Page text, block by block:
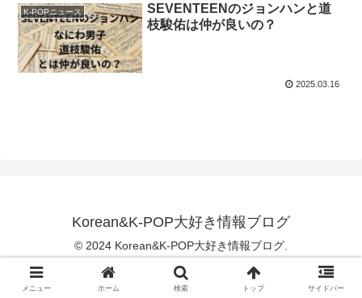
K-POPニュース
SEVENTEENのジョンハンと道
枝駿佑は仲が良いの？
2025.03.16
Korean&K-POP大好き情報ブログ
© 2024 Korean&K-POP大好き情報ブログ.
メニュー ホーム 検索 トップ サイドバー